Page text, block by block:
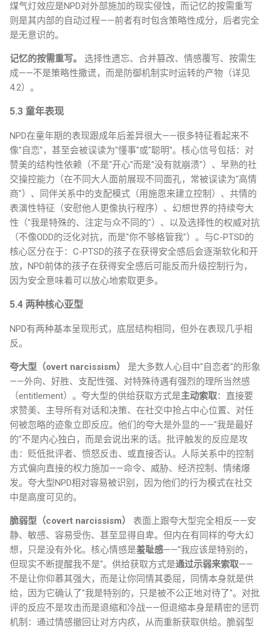
煤气灯效应是NPD对外部施加的现实侵蚀，而记忆的按需重写
则是其内部的自动过程——前者有时包含策略性成分，后者完全
是无意识的。
记忆的按需重写。
选择性遗忘、合并篡改、情感覆写、按需生
成——不是策略性撒谎，而是防御机制实时运转的产物（详见
4.2）。
5.3 童年表现
NPD在童年期的表现跟成年后差异很大——很多特征看起来不
像"自恋"，甚至会被误读为"懂事"或"聪明"。核心信号包括：对
赞美的结构性依赖（不是"开心"而是"没有就崩溃"）、早熟的社
交操控能力（在不同大人面前展现不同面孔，常被误读为"高情
商"）、同伴关系中的支配模式（用施恩来建立控制）、共情的
表演性特征（安慰他人更像执行程序）、幻想世界的持续夸大
性（"我是特殊的、注定与众不同的"）、以及选择性的权威对抗
（不像ODD的泛化对抗，而是"你不够格管我"）。与C-PTSD的
核心区分在于：C-PTSD的孩子在获得安全感后会逐渐软化和开
放，NPD前体的孩子在获得安全感后可能反而升级控制行为，
因为安全意味着可以放心地索取更多。
5.4 两种核心亚型
NPD有两种基本呈现形式，底层结构相同，但外在表现几乎相
反。
夸大型（overt narcissism）
是大多数人心目中"自恋者"的形象
——外向、好胜、支配性强、对特殊待遇有强烈的理所当然感
（entitlement）。夸大型的供给获取方式是主动索取：直接要
求赞美、主导所有对话和决策、在社交中抢占中心位置、对任
何被忽略的迹象立即反应。他们的夸大是外显的——"我是最好
的"不是内心独白，而是会说出来的话。批评触发的反应是攻
击：贬低批评者、愤怒反击、或直接否认。人际关系中的控制
方式偏向直接的权力施加——命令、威胁、经济控制、情绪爆
发。夸大型NPD相对容易被识别，因为他们的行为模式在社交
中是高度可见的。
脆弱型（covert narcissism）
表面上跟夸大型完全相反——安
静、敏感、容易受伤、甚至显得自卑。但内在有同样的夸大幻
想，只是没有外化。核心情感是羞耻感——"我应该是特别的，
但现实不断提醒我不是"。供给获取方式是通过示弱来索取——
不是让你仰慕其强大，而是让你同情其委屈，同情本身就是供
给，因为它确认了"我是特别的，只是被不公正地对待了"。对批
评的反应不是攻击而是退缩和冷战——但退缩本身是精密的惩罚
机制：通过情感撤回让对方内疚，从而重新获取供给。脆弱型